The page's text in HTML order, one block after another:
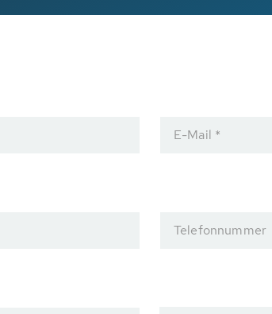
E-Mail *
Telefonnummer